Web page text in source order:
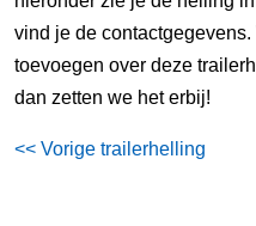
vind je de
toevoegen over deze
dan zetten we het erbij!
<< Vorige trailerhelling